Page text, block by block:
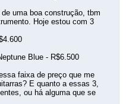
uma boa construção, tbm
Hoje estou com 3
Blue - R$6.500
faixa de preço que me
E quanto a essas 3,
ou há alguma que se